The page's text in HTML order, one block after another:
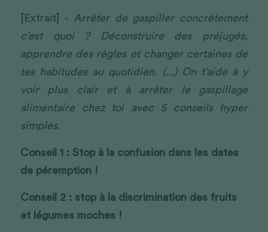
[Extrait] - Arrêter de gaspiller concrètement
c’est quoi ? Déconstruire des préjugés,
apprendre des règles et changer certaines de
tes habitudes au quotidien. (...) On t’aide à y
voir plus clair et à arrêter le gaspillage
alimentaire chez toi avec 5 conseils hyper
simples.
Conseil 1 : Stop à la confusion dans les dates
de péremption !
Conseil 2 : stop à la discrimination des fruits
et légumes moches !